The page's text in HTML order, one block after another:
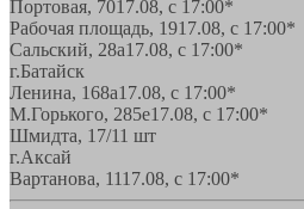
Портовая, 7017.08, с 17:00*
Рабочая площадь, 1917.08, с 17:00*
Сальский, 28a17.08, с 17:00*
г.Батайск
Ленина, 168а17.08, с 17:00*
М.Горького, 285е17.08, с 17:00*
Шмидта, 17/11 шт
г.Аксай
Вартанова, 1117.08, с 17:00*